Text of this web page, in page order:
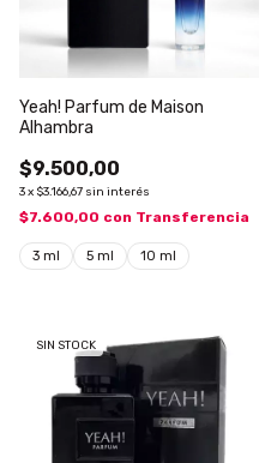
Yeah! Parfum de Maison
Alhambra
$9.500,00
3x $3.166,67 sin interés
$7.600,00 con Transferencia
3 ml 5 ml 10 ml
SIN STOCK